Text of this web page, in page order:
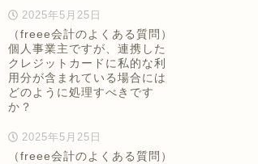
2025年5月25日
（freee会計のよくある質問）
個人事業主ですが、連携した
クレジットカードに私的な利
用分が含まれている場合には
どのように処理すべきです
か？
2025年5月25日
（freee会計のよくある質問）